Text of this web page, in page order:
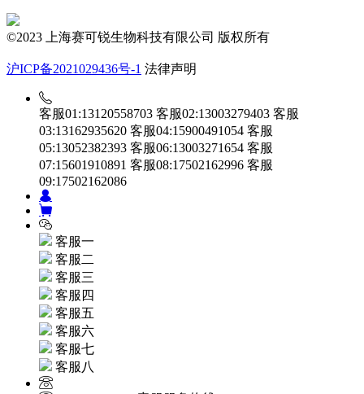
©2023 上海赛可锐生物科技有限公司 版权所有
沪ICP备2021029436号-1 法律声明
客服01:13120558703 客服02:13003279403 客服
03:13162935620 客服04:15900491054 客服
05:13052382393 客服06:13003271654 客服
07:15601910891 客服08:17502162996 客服
09:17502162086
客服一
客服二
客服三
客服四
客服五
客服六
客服七
客服八